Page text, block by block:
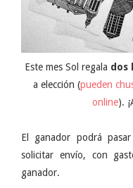
Este mes Sol regala dos
a elección (pueden
online).
El ganador podrá
solicitar envío, con
ganador.